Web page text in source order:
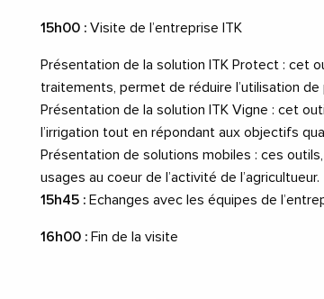
15h00 : Visite de l’entreprise ITK
Présentation de la solution ITK Protect : cet
traitements, permet de réduire l’utilisation
Présentation de la solution ITK Vigne : cet
l’irrigation tout en répondant aux objectifs
Présentation de solutions mobiles : ces
usages au coeur de l’activité de l’agricultueur.
15h45 : Echanges avec les équipes de
16h00 : Fin de la visite